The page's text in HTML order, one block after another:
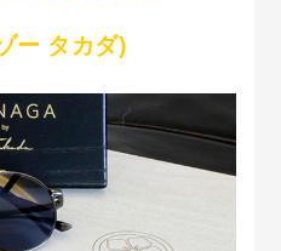
ー タカダ)